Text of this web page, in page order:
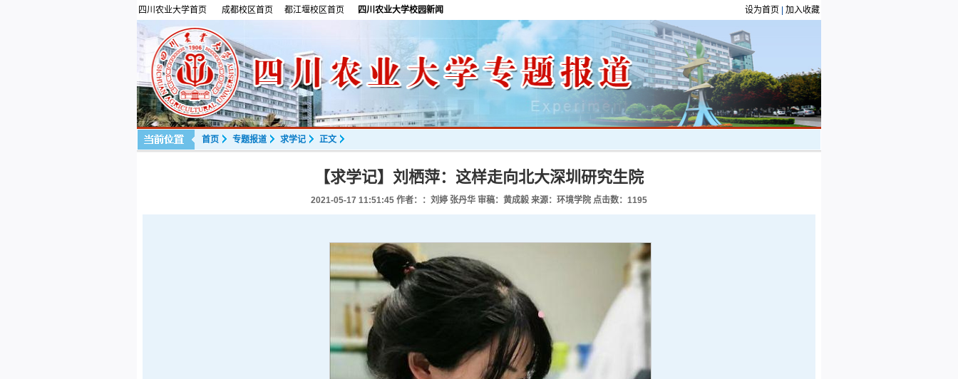
四川农业大学首页 成都校区首页 都江堰校区首页 四川农业大学校园新闻 设为首页 加入收藏
首页 专题报道 求学记 正文
【求学记】刘栖萍：这样走向北大深圳研究生院
2021-05-17 11:51:45 作者：：刘婷 张丹华 审稿：黄成毅 来源：环境学院 点击数： 1195